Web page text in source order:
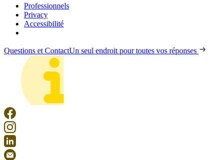
Professionnels
Privacy
Accessibilité
Questions et ContactUn seul endroit pour toutes vos réponses